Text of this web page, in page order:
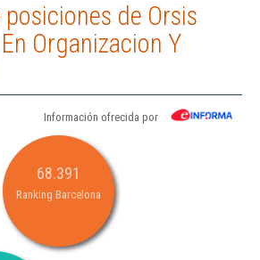
de Orsis
Organizacion Y
Información ofrecida por
68.391
Ranking Barcelona